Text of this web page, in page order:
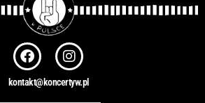
F
a
c
e
I
n
s
t
kontakt@koncertyw.pl